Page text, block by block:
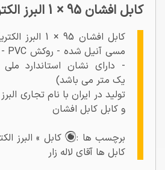
کابل افشان 95 × 1 البرز الکتریک نور
کابل افشان 95
- دارای نشان استاندارد
یک متر می باشد)
تولید در ایران با نام تجاری
و کابل کابل افشان
برچسب ها :
کابل » البرز
کابل ها آقای لاله زار